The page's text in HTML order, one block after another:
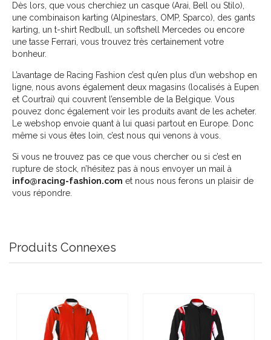
Dès lors, que vous cherchiez un casque (Arai, Bell ou Stilo),
une combinaison karting (Alpinestars, OMP, Sparco), des gants
karting, un t-shirt Redbull, un softshell Mercedes ou encore
une tasse Ferrari, vous trouvez très certainement votre
bonheur.
L’avantage de Racing Fashion c’est qu’en plus d’un webshop en
ligne, nous avons également deux magasins (localisés à Eupen
et Courtrai) qui couvrent l’ensemble de la Belgique. Vous
pouvez donc également voir les produits avant de les acheter.
Le webshop envoie quant à lui quasi partout en Europe. Donc
même si vous êtes loin, c’est nous qui venons à vous.
Si vous ne trouvez pas ce que vous chercher ou si c’est en
rupture de stock, n’hésitez pas à nous envoyer un mail à
info@racing-fashion.com et nous nous ferons un plaisir de
vous répondre.
Produits Connexes